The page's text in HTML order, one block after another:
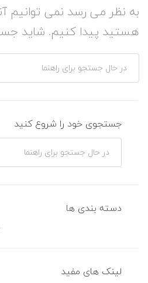
به نظر می رسد نمی توانیم
هستید پیدا کنیم. شاید
جستجوی خود را شروع کنید
دسته بندی ها
لینک های مفید